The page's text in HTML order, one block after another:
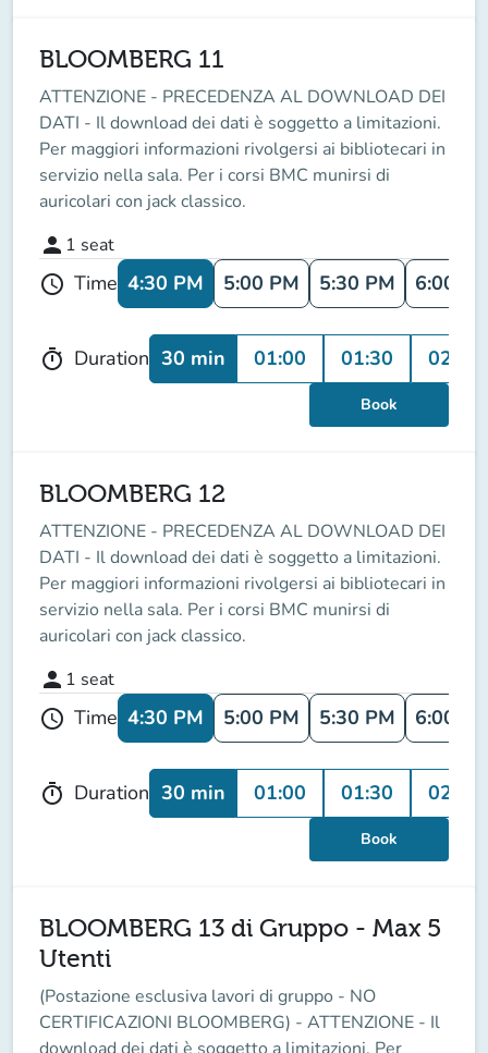
BLOOMBERG 11
ATTENZIONE - PRECEDENZA AL DOWNLOAD DEI
DATI - Il download dei dati è soggetto a limitazioni.
Per maggiori informazioni rivolgersi ai bibliotecari in
servizio nella sala. Per i corsi BMC munirsi di
auricolari con jack classico.
person 1 seat
schedule Time 4:30 PM 5:00 PM 5:30 PM 6:00
timer Duration 30 min 01:00 01:30 02:00
Book
BLOOMBERG 12
ATTENZIONE - PRECEDENZA AL DOWNLOAD DEI
DATI - Il download dei dati è soggetto a limitazioni.
Per maggiori informazioni rivolgersi ai bibliotecari in
servizio nella sala. Per i corsi BMC munirsi di
auricolari con jack classico.
person 1 seat
schedule Time 4:30 PM 5:00 PM 5:30 PM 6:00
timer Duration 30 min 01:00 01:30 02:00
Book
BLOOMBERG 13 di Gruppo - Max 5
Utenti
(Postazione esclusiva lavori di gruppo - NO
CERTIFICAZIONI BLOOMBERG) - ATTENZIONE - Il